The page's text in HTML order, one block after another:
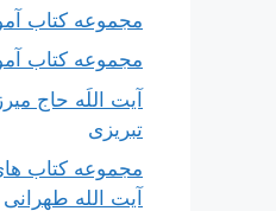
مجموعه کتاب
مجموعه کتاب
آیت اللَه حاج
تبریزی
مجموعه کتاب
آیت الله طهرانی